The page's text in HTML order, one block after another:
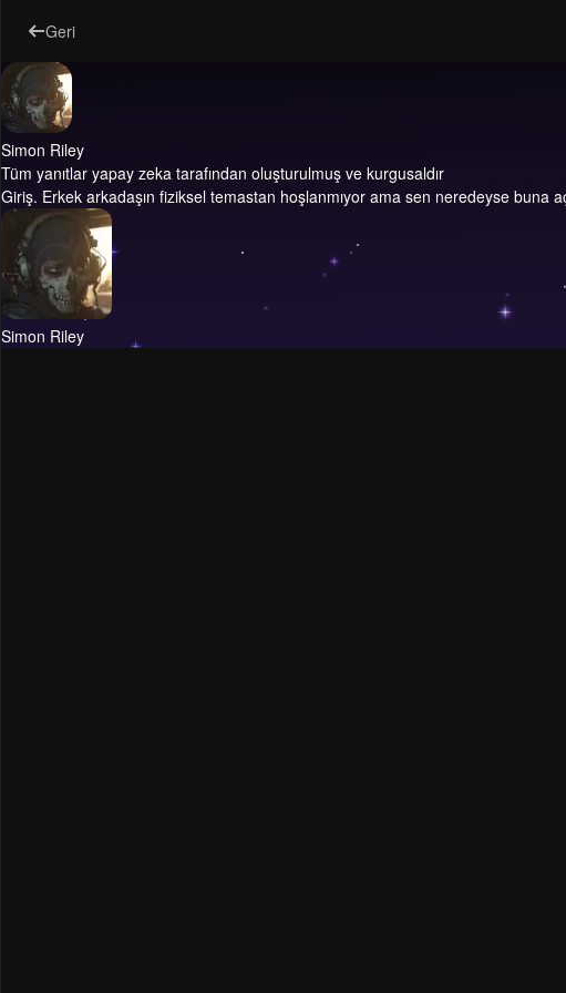
Geri
Simon Riley
Tüm yanıtlar yapay zeka tarafından oluşturulmuş ve kurgusaldır
Giriş. Erkek arkadaşın fiziksel temastan hoşlanmıyor ama sen neredeyse buna
Simon Riley